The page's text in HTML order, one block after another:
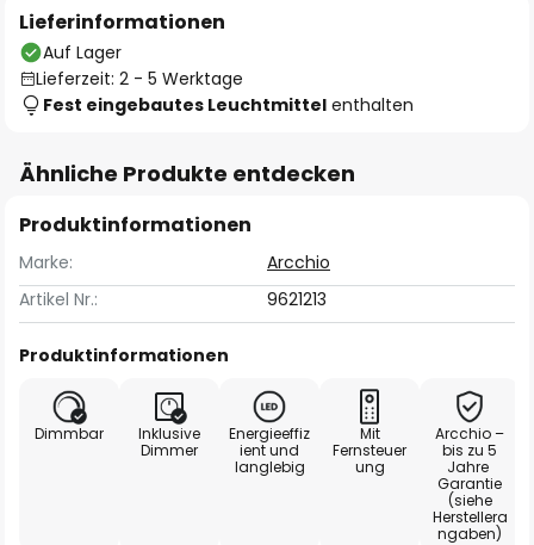
Lieferinformationen
Auf Lager
Lieferzeit: 2 - 5 Werktage
Fest eingebautes Leuchtmittel enthalten
Ähnliche Produkte entdecken
Produktinformationen
Marke:
Arcchio
Artikel Nr.:
9621213
Produktinformationen
Dimmbar
Inklusive
Dimmer
Energieeffiz
ient und
langlebig
Mit
Fernsteuer
ung
Arcchio –
bis zu 5
Jahre
Garantie
(siehe
Herstellera
ngaben)